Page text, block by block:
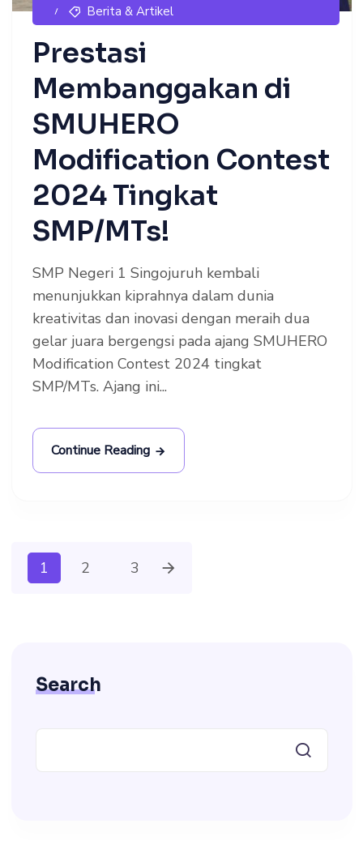
Berita & Artikel
Prestasi
Membanggakan di
SMUHERO
Modification Contest
2024 Tingkat
SMP/MTs!
SMP Negeri 1 Singojuruh kembali
menunjukkan kiprahnya dalam dunia
kreativitas dan inovasi dengan meraih dua
gelar juara bergengsi pada ajang SMUHERO
Modification Contest 2024 tingkat
SMP/MTs. Ajang ini...
Continue Reading
1 2 3
Search